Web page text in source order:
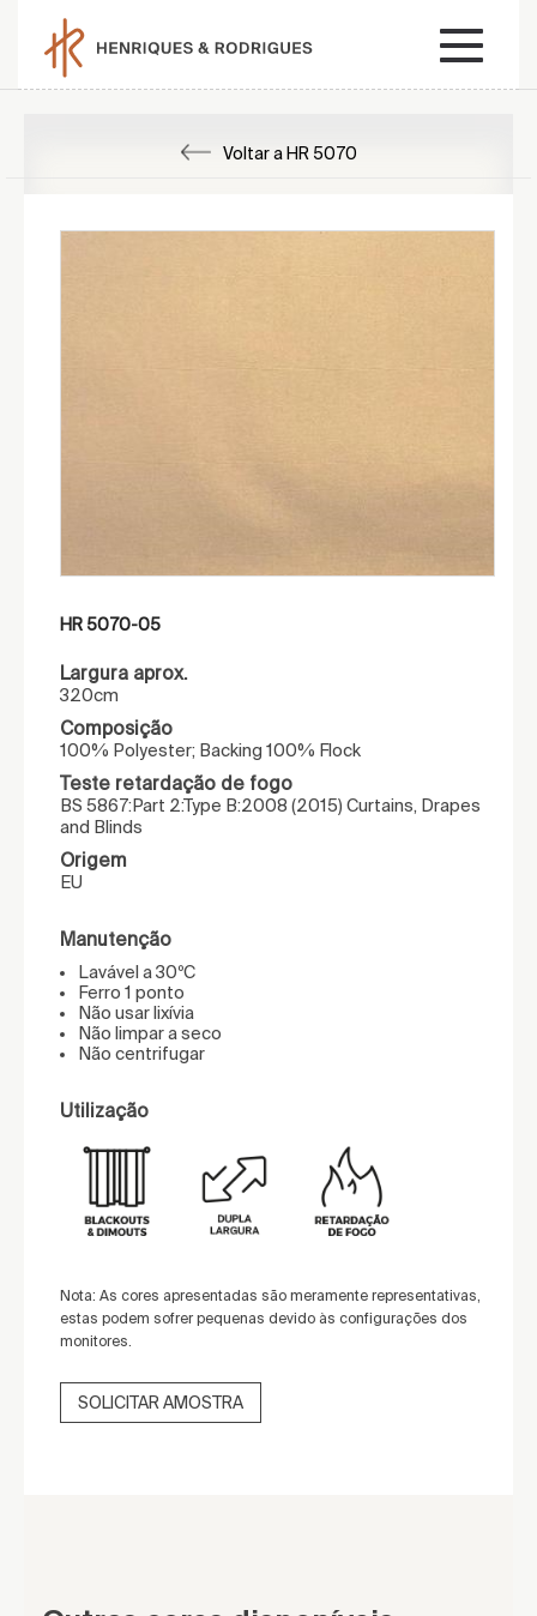
Voltar a HR 5070
HR 5070-05
Largura aprox.
320cm
Composição
100% Polyester; Backing 100% Flock
Teste retardação de fogo
BS 5867:Part 2:Type B:2008 (2015) Curtains, Drapes
and Blinds
Origem
EU
Manutenção
Lavável a 30ºC
Ferro 1 ponto
Não usar lixívia
Não limpar a seco
Não centrifugar
Utilização
Nota: As cores apresentadas são meramente representativas,
estas podem sofrer pequenas devido às configurações dos
monitores.
SOLICITAR AMOSTRA